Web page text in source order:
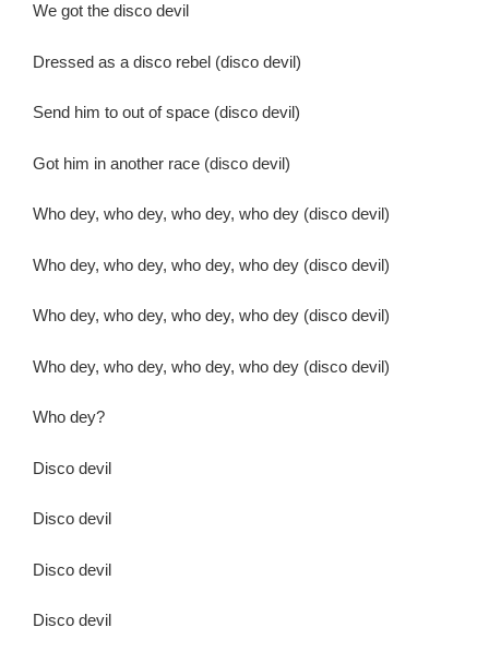
We got the disco devil
Dressed as a disco rebel (disco devil)
Send him to out of space (disco devil)
Got him in another race (disco devil)
Who dey, who dey, who dey, who dey (disco devil)
Who dey, who dey, who dey, who dey (disco devil)
Who dey, who dey, who dey, who dey (disco devil)
Who dey, who dey, who dey, who dey (disco devil)
Who dey?
Disco devil
Disco devil
Disco devil
Disco devil